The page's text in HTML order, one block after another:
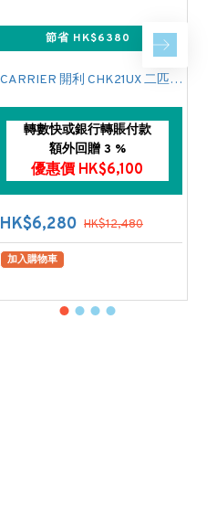
節省 HK$6380
CARRIER 開利 CHK21UX 二匹半 變頻淨冷窗口式冷氣機 (附遙控)
轉數快或銀行轉賬付款
額外回贈 3 %
優惠價 HK$6,100
HK$6,280 HK$12,480
加入購物車